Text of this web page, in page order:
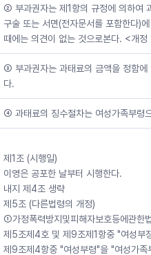
② 부과권자는 제1항의 규정에 의하여
구술 또는 서면(전자문서를 포함한다)
때에는 의견이 없는 것으로본다. <개
③ 부과권자는 과태료의 금액을 정함에
다.
④ 과태료의 징수절차는 여성가족부
제1조 (시행일)
이영은 공포한 날부터 시행한다.
내지 제4조 생략
제5조 (다른법령의 개정)
①가정폭력방지및피해자보호등에관한
제5조제4호 및 제9조제1항중 "여성부
제9조제4항중 "여성부령"을 "여성가족